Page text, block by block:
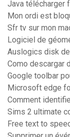
Java télécharger
Mon ordi est
Sfr tv sur mon
Logiciel de
Auslogics disk
Como descargar
Google toolbar
Microsoft edge
Comment
Sims 2 ultimate
Free text to